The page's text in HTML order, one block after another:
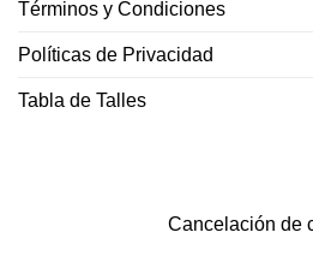
Términos y Condiciones
Políticas de Privacidad
Tabla de Talles
Cancelación de